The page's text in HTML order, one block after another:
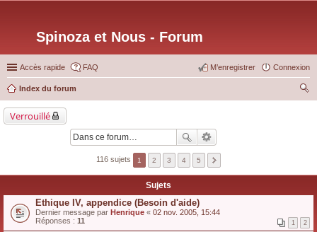
Spinoza et Nous - Forum
Accès rapide FAQ Connexion
M’enregistrer
Index du forum
Verrouillé
116 sujets 1 2 3 4 5
Sujets
Ethique IV, appendice (Besoin d'aide)
Dernier message par Henrique « 02 nov. 2005, 15:44
Réponses : 11 1 2